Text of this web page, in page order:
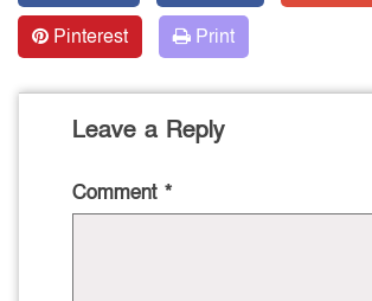
Pinterest
Print
Leave a Reply
Comment *